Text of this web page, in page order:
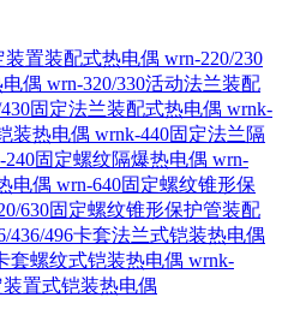
装置装配式热电偶 wrn-220/230
偶 wrn-320/330活动法兰装配
固定法兰装配式热电偶 wrnk-
装热电偶 wrnk-440固定法兰隔
240固定螺纹隔爆热电偶 wrn-
电偶 wrn-640固定螺纹锥形保
630固定螺纹锥形保护管装配
436/496卡套法兰式铠装热电偶
套螺纹式铠装热电偶 wrnk-
装置式铠装热电偶